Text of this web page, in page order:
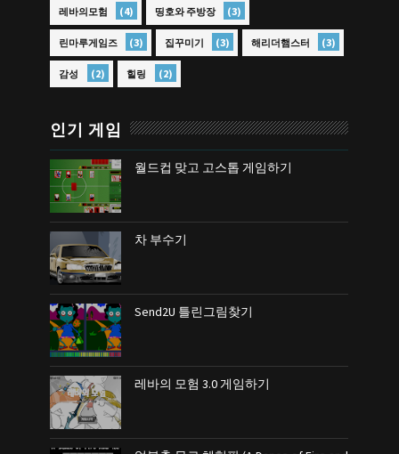
레바의모험 (4) 띵호와 주방장 (3)
린마루게임즈 (3) 집꾸미기 (3) 해리더햄스터 (3)
감성 (2) 힐링 (2)
인기 게임
월드컵 맞고 고스톱 게임하기
차 부수기
Send2U 틀린그림찾기
레바의 모험 3.0 게임하기